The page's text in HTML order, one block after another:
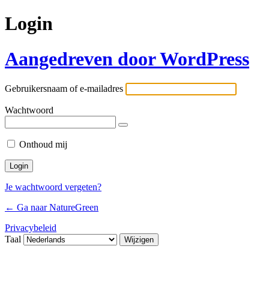
Login
Aangedreven door WordPress
Gebruikersnaam of e-mailadres
Wachtwoord
Onthoud mij
Je wachtwoord vergeten?
← Ga naar NatureGreen
Privacybeleid
Taal